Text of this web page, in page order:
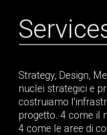
Service
Strategy, Design,
nuclei strategici e
costruiamo
progetto. 4 come il
4 come le aree di